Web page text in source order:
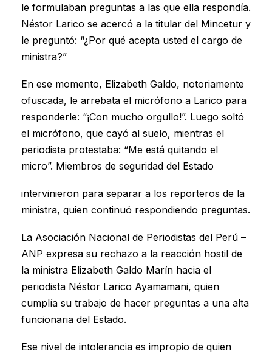
le formulaban preguntas a las que ella respondía.
Néstor Larico se acercó a la titular del Mincetur y
le preguntó: “¿Por qué acepta usted el cargo de
ministra?”
En ese momento, Elizabeth Galdo, notoriamente
ofuscada, le arrebata el micrófono a Larico para
responderle: “¡Con mucho orgullo!”. Luego soltó
el micrófono, que cayó al suelo, mientras el
periodista protestaba: “Me está quitando el
micro”. Miembros de seguridad del Estado
intervinieron para separar a los reporteros de la
ministra, quien continuó respondiendo preguntas.
La Asociación Nacional de Periodistas del Perú –
ANP expresa su rechazo a la reacción hostil de
la ministra Elizabeth Galdo Marín hacia el
periodista Néstor Larico Ayamamani, quien
cumplía su trabajo de hacer preguntas a una alta
funcionaria del Estado.
Ese nivel de intolerancia es impropio de quien